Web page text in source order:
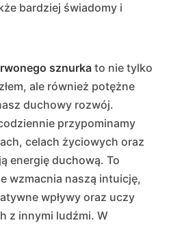
bardziej świadomy i
sznurka to nie tylko
ale również potężne
duchowy rozwój.
przypominamy
celach życiowych oraz
energię duchową. To
wzmacnia naszą intuicję,
wpływy oraz uczy
z innymi ludźmi. W